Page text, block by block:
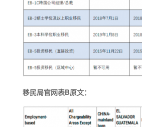
移民局官网表B原文：